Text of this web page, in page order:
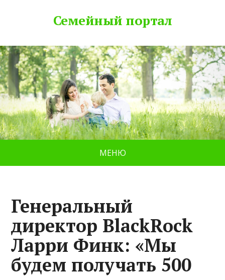
Семейный портал
МЕНЮ
Генеральный
директор BlackRock
Ларри Финк: «Мы
будем получать 500